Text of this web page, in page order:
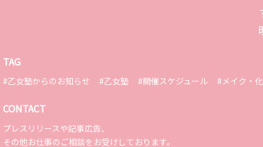
TAG
#乙女塾からのお知らせ #乙女塾 #開催スケジュール #メイク・
CONTACT
プレスリリースや記事広告、
その他お仕事のご相談をお受けしております。